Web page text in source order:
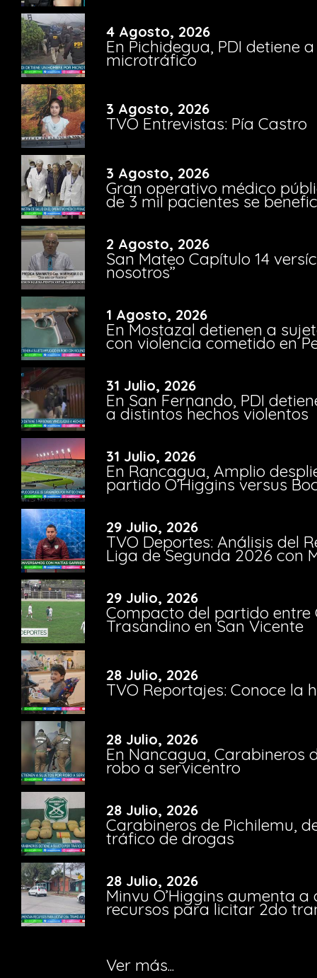
4 Agosto, 2026
En Pichidegua, PDI detiene
microtráfico
3 Agosto, 2026
TVO Entrevistas: Pía Castro
3 Agosto, 2026
Gran operativo médico
de 3 mil pacientes se
2 Agosto, 2026
San Mateo Capítulo 14
nosotros”
1 Agosto, 2026
En Mostazal detienen a
con violencia cometido en
31 Julio, 2026
En San Fernando, PDI
a distintos hechos violentos
31 Julio, 2026
En Rancagua, Amplio
partido O’Higgins versus
29 Julio, 2026
TVO Deportes: Análisis del
Liga de Segunda 2026 con
29 Julio, 2026
Compacto del partido entre
Trasandino en San Vicente
28 Julio, 2026
TVO Reportajes: Conoce la
28 Julio, 2026
En Nancagua, Carabineros
robo a servicentro
28 Julio, 2026
Carabineros de Pichilemu,
tráfico de drogas
28 Julio, 2026
Minvu O’Higgins aumenta a
recursos para licitar 2do
Ver más...